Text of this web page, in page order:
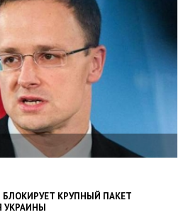
КРУПНЫЙ ПАКЕТ
УКРАИНЫ